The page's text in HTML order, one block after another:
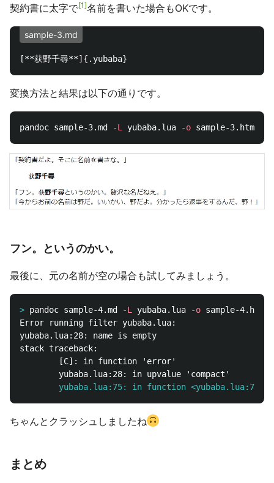
契約書に太字で 1 名前を書いた場合もOKです。
sample-3.md
[**获野千尋**
変換方法と結果は以下の通りです。
pandoc sample-3.md -L yubaba.lua -o
フン。というのかい。
最後に、元の名前が空の場合も試してみましょう。
> pandoc sample-4.md -L yubaba.lua -o
Error running filter yubaba.lua:
yubaba.lua:28: name is empty
stack traceback:
        [C]: in function 'error'
        yubaba.lua:75: in function <yubaba.lua:71>
ちゃんとクラッシュしましたね
まとめ